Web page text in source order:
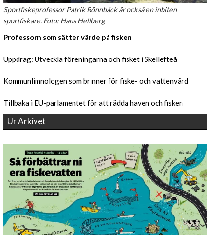
Sportfiskeprofessor Patrik Rönnbäck är också en inbiten
sportfiskare. Foto: Hans Hellberg
Professorn som sätter värde på fisken
Uppdrag: Utveckla föreningarna och fisket i Skellefteå
Kommunlimnologen som brinner för fiske- och vattenvård
Tillbaka i EU-parlamentet för att rädda haven och fisken
Ur Arkivet